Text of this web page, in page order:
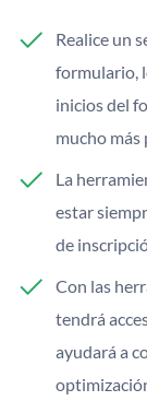
Realice un
formulario,
inicios del
mucho más
La
estar
de
Con las
tendrá
ayudará a